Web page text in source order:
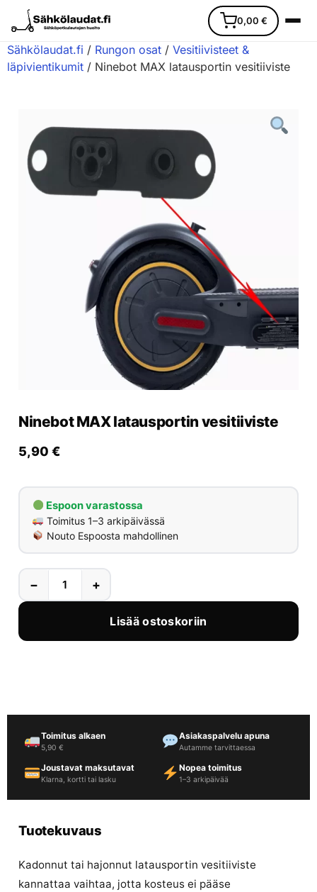
0,00 €
Etusivu
Ajoneuvot
Varaa huolto
Sähkölaudat.fi / Rungon osat / Vesitiivisteet &
läpivientikumit / Ninebot MAX latausportin vesitiiviste
Ninebot MAX latausportin vesitiiviste
5,90 €
Espoon varastossa
Toimitus 1–3 arkipäivässä
Nouto Espoosta mahdollinen
− +
Lisää ostoskoriin
Toimitus alkaen
5,90 €
Asiakaspalvelu apuna
Autamme tarvittaessa
Joustavat maksutavat
Klarna, kortti tai lasku
Nopea toimitus
1–3 arkipäivää
Tuotekuvaus
Kadonnut tai hajonnut latausportin vesitiiviste
kannattaa vaihtaa, jotta kosteus ei pääse